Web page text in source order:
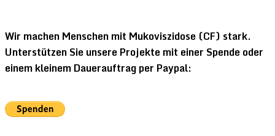
Wir machen Menschen mit Mukoviszidose (CF) stark.
Unterstützen Sie unsere Projekte mit einer Spende oder
einem kleinem Dauerauftrag per Paypal: